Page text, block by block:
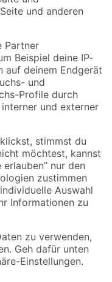
Angebote sind unter
Verfügbarkeiten beziehen